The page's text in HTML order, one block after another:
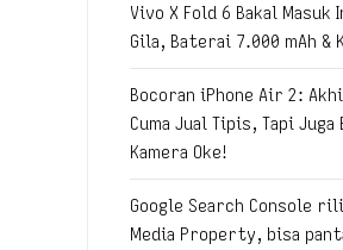
Vivo X Fold 6 Bakal Masuk
Gila, Baterai 7.000 mAh &
Bocoran iPhone Air 2:
Cuma Jual Tipis, Tapi
Kamera Oke!
Google Search Console
Media Property, bisa